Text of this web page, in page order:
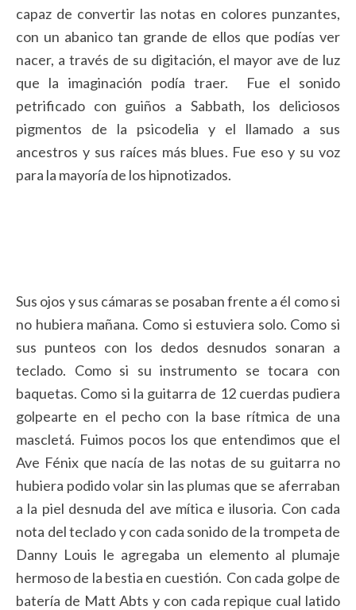
capaz de convertir las notas en colores punzantes,
con un abanico tan grande de ellos que podías ver
nacer, a través de su digitación, el mayor ave de luz
que la imaginación podía traer. Fue el sonido
petrificado con guiños a Sabbath, los deliciosos
pigmentos de la psicodelia y el llamado a sus
ancestros y sus raíces más blues. Fue eso y su voz
para la mayoría de los hipnotizados.
Sus ojos y sus cámaras se posaban frente a él como si
no hubiera mañana. Como si estuviera solo. Como si
sus punteos con los dedos desnudos sonaran a
teclado. Como si su instrumento se tocara con
baquetas. Como si la guitarra de 12 cuerdas pudiera
golpearte en el pecho con la base rítmica de una
mascletá. Fuimos pocos los que entendimos que el
Ave Fénix que nacía de las notas de su guitarra no
hubiera podido volar sin las plumas que se aferraban
a la piel desnuda del ave mítica e ilusoria. Con cada
nota del teclado y con cada sonido de la trompeta de
Danny Louis le agregaba un elemento al plumaje
hermoso de la bestia en cuestión. Con cada golpe de
batería de Matt Abts y con cada repique cual latido